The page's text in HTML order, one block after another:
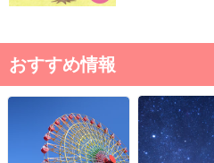
おすすめ情報